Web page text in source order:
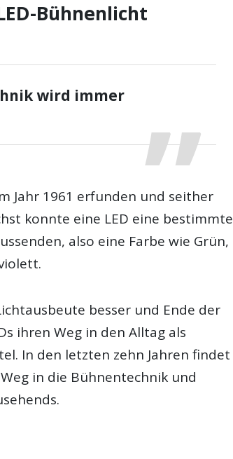
Bühnenlicht
wird immer
Jahr 1961 erfunden und seither
konnte eine LED eine bestimmte
also eine Farbe wie Grün,
besser und Ende der
ihren Weg in den Alltag als
In den letzten zehn Jahren findet
in die Bühnentechnik und